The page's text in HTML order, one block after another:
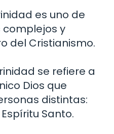
es uno de
y
del Cristianismo.
se refiere a
Dios que
distintas:
Santo.